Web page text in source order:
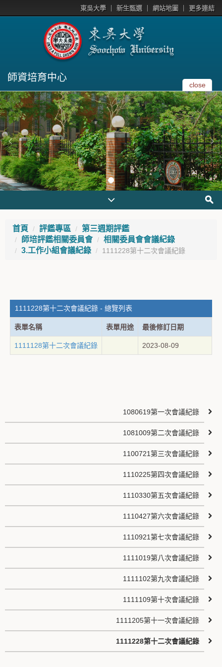
東吳大學 新生甄選 網站地圖 更多連結
師資培育中心
close
首頁 評鑑專區
第三週期評鑑
師培評鑑相關委員會
相關委員會會議紀錄
3.工作小組會議紀錄
1111228第十二次會議紀錄
1111228第十二次會議紀錄 - 總覽列表
表單名稱 表單用途 最後修訂日期
1111128第十二次會議紀錄 2023-08-09
1080619第一次會議紀錄
1081009第二次會議紀錄
1100721第三次會議紀錄
1110225第四次會議紀錄
1110330第五次會議紀錄
1110427第六次會議紀錄
1110921第七次會議紀錄
1111019第八次會議紀錄
1111102第九次會議紀錄
1111109第十次會議紀錄
1111205第十一次會議紀錄
1111228第十二次會議紀錄